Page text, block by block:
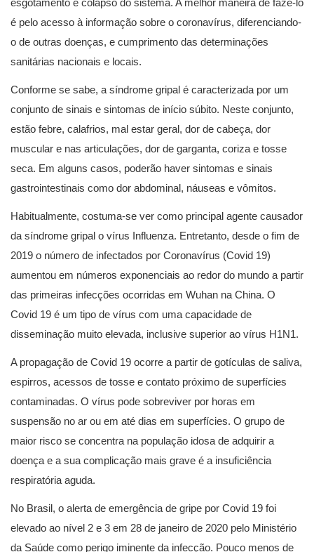
esgotamento e colapso do sistema. A melhor maneira de fazê-lo
é pelo acesso à informação sobre o coronavírus, diferenciando-
o de outras doenças, e cumprimento das determinações
sanitárias nacionais e locais.
Conforme se sabe, a síndrome gripal é caracterizada por um
conjunto de sinais e sintomas de início súbito. Neste conjunto,
estão febre, calafrios, mal estar geral, dor de cabeça, dor
muscular e nas articulações, dor de garganta, coriza e tosse
seca. Em alguns casos, poderão haver sintomas e sinais
gastrointestinais como dor abdominal, náuseas e vômitos.
Habitualmente, costuma-se ver como principal agente causador
da síndrome gripal o vírus Influenza. Entretanto, desde o fim de
2019 o número de infectados por Coronavírus (Covid 19)
aumentou em números exponenciais ao redor do mundo a partir
das primeiras infecções ocorridas em Wuhan na China. O
Covid 19 é um tipo de vírus com uma capacidade de
disseminação muito elevada, inclusive superior ao vírus H1N1.
A propagação de Covid 19 ocorre a partir de gotículas de saliva,
espirros, acessos de tosse e contato próximo de superfícies
contaminadas. O vírus pode sobreviver por horas em
suspensão no ar ou em até dias em superfícies. O grupo de
maior risco se concentra na população idosa de adquirir a
doença e a sua complicação mais grave é a insuficiência
respiratória aguda.
No Brasil, o alerta de emergência de gripe por Covid 19 foi
elevado ao nível 2 e 3 em 28 de janeiro de 2020 pelo Ministério
da Saúde como perigo iminente da infecção. Pouco menos de